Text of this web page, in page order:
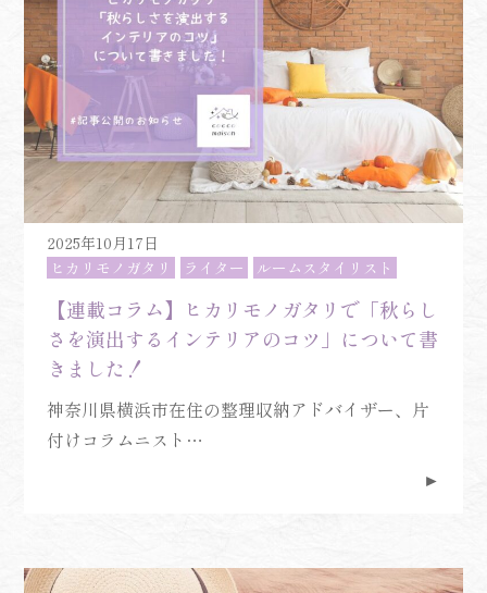
2025年10月17日
ヒカリモノガタリ
ライター ルームスタイリスト
【連載コラム】ヒカリモノガタリで「秋らし
さを演出するインテリアのコツ」について書
きました！
神奈川県横浜市在住の整理収納アドバイザー、片
付けコラムニスト…
►